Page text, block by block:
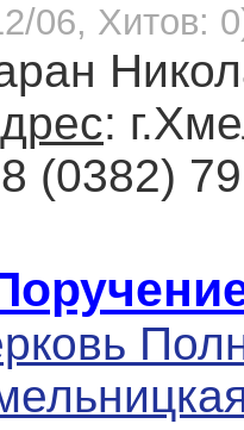
06, Хитов:
:
(0382)